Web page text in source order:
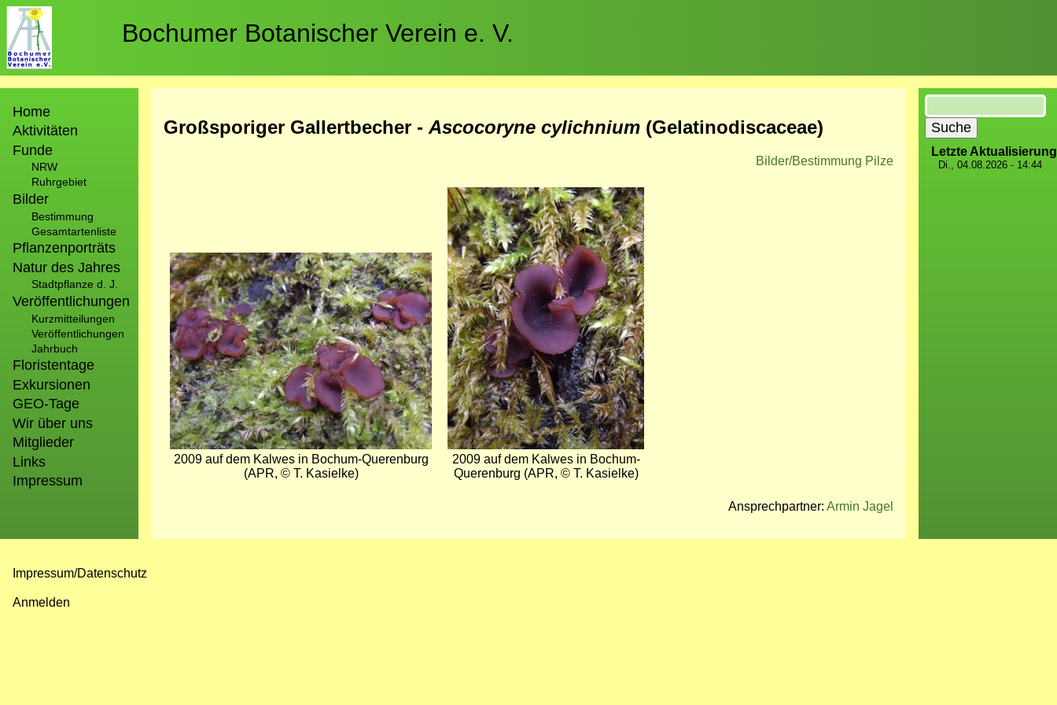
Direkt
zum
Inhalt
Bochumer Botanischer Verein e. V.
Home
Aktivitäten
Funde
NRW
Ruhrgebiet
Bilder
Bestimmung
Gesamtartenliste
Pflanzenporträts
Natur des Jahres
Stadtpflanze d. J.
Veröffentlichungen
Kurzmitteilungen
Veröffentlichungen
Jahrbuch
Floristentage
Exkursionen
GEO-Tage
Wir über uns
Mitglieder
Links
Impressum
Großsporiger Gallertbecher - Ascocoryne cylichnium (Gelatinodiscaceae)
Bilder/Bestimmung Pilze
Bild
2009 auf dem Kalwes in Bochum-Querenburg
(APR, © T. Kasielke)
Bild
2009 auf dem Kalwes in Bochum-
Querenburg (APR, © T. Kasielke)
Ansprechpartner: Armin Jagel
Suche
Letzte Aktualisierung
Di., 04.08.2026 - 14:44
Impressum/Datenschutz
Anmelden